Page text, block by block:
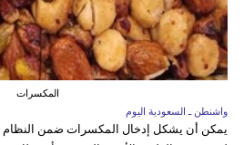
المكسرات
واشنطن ـ السعودية اليوم
يمكن أن يشكل إدخال المكسرات ضمن النظام